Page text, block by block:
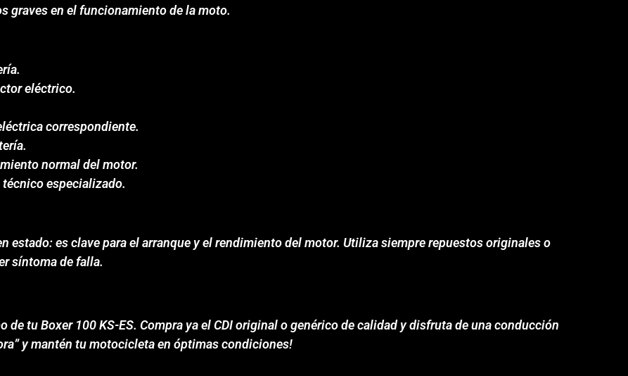
graves en el funcionamiento de la moto.
eléctrico.
correspondiente.
normal del motor.
especializado.
estado: es clave para el arranque y el rendimiento del motor. Utiliza siempre repuestos originales o
síntoma de falla.
tu Boxer 100 KS-ES. Compra ya el CDI original o genérico de calidad y disfruta de una conducción
y mantén tu motocicleta en óptimas condiciones!